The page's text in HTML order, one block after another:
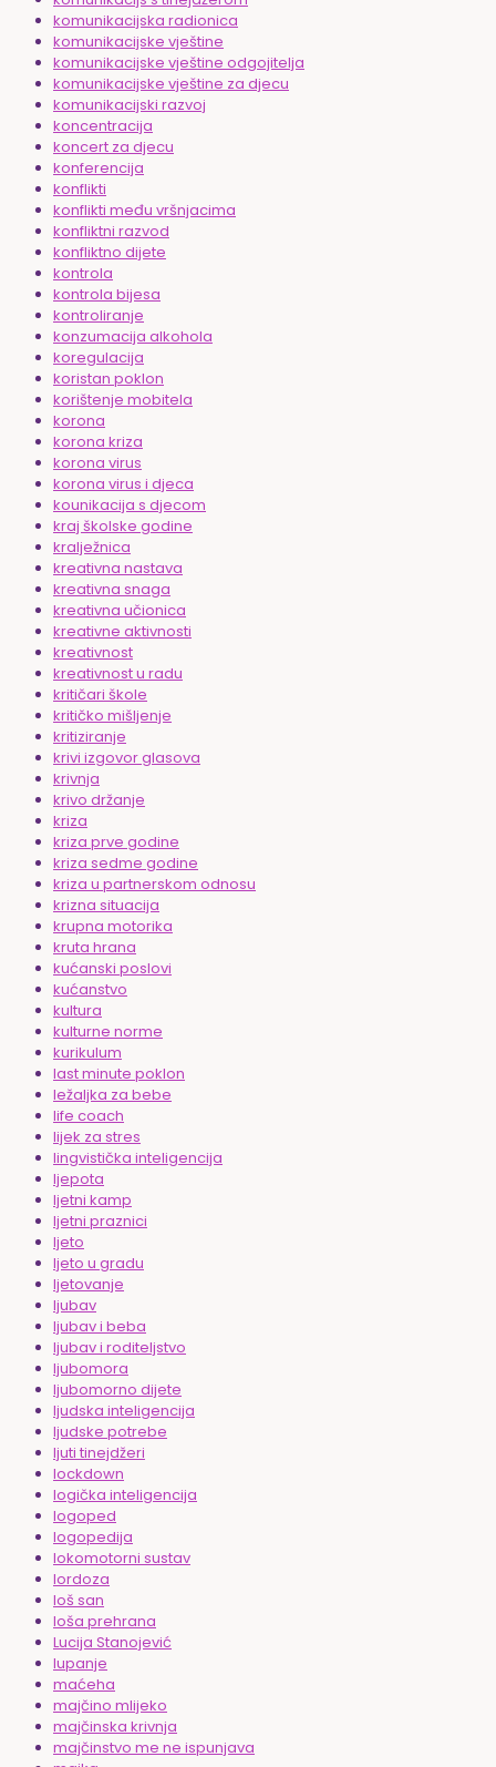
komunikacijska radionica
komunikacijske vještine
komunikacijske vještine odgojitelja
komunikacijske vještine za djecu
komunikacijski razvoj
koncentracija
koncert za djecu
konferencija
konflikti
konflikti među vršnjacima
konfliktni razvod
konfliktno dijete
kontrola
kontrola bijesa
kontroliranje
konzumacija alkohola
koregulacija
koristan poklon
korištenje mobitela
korona
korona kriza
korona virus
korona virus i djeca
kounikacija s djecom
kraj školske godine
kralježnica
kreativna nastava
kreativna snaga
kreativna učionica
kreativne aktivnosti
kreativnost
kreativnost u radu
kritičari škole
kritičko mišljenje
kritiziranje
krivi izgovor glasova
krivnja
krivo držanje
kriza
kriza prve godine
kriza sedme godine
kriza u partnerskom odnosu
krizna situacija
krupna motorika
kruta hrana
kućanski poslovi
kućanstvo
kultura
kulturne norme
kurikulum
last minute poklon
ležaljka za bebe
life coach
lijek za stres
lingvistička inteligencija
ljepota
ljetni kamp
ljetni praznici
ljeto
ljeto u gradu
ljetovanje
ljubav
ljubav i beba
ljubav i roditeljstvo
ljubomora
ljubomorno dijete
ljudska inteligencija
ljudske potrebe
ljuti tinejdžeri
lockdown
logička inteligencija
logoped
logopedija
lokomotorni sustav
lordoza
loš san
loša prehrana
Lucija Stanojević
lupanje
maćeha
majčino mlijeko
majčinska krivnja
majčinstvo me ne ispunjava